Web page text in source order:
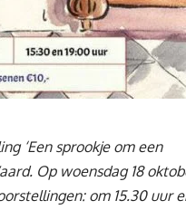
‘Een sprookje om een
Op woensdag 18
om 15.30 uur